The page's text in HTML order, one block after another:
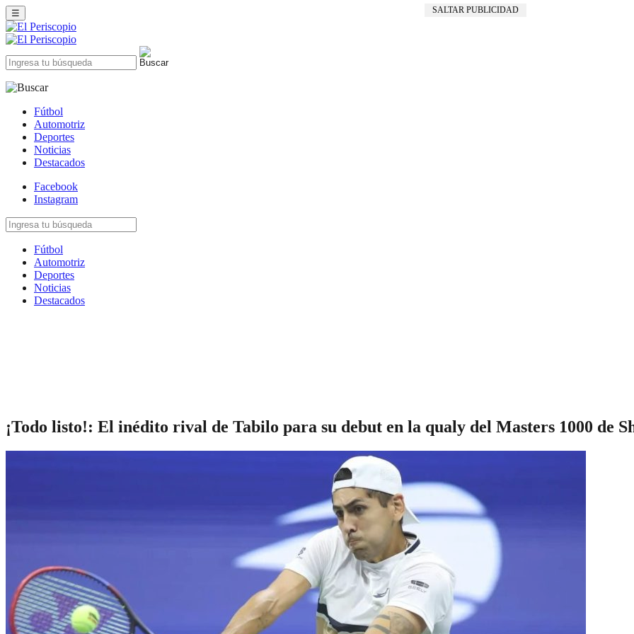
SALTAR PUBLICIDAD
☰
Fútbol
Automotriz
Deportes
Noticias
Destacados
Facebook
Instagram
Fútbol
Automotriz
Deportes
Noticias
Destacados
¡Todo listo!: El inédito rival de Tabilo para su debut en la qualy del Masters 1000 de